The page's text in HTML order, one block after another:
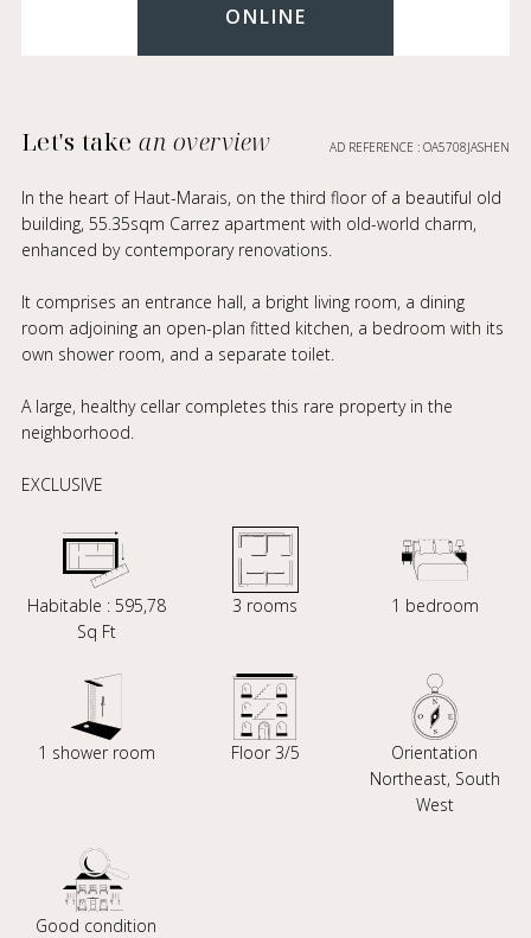
ONLINE
Let's takean overview AD REFERENCE : OA5708JASHEN
In the heart of Haut-Marais, on the third floor of a beautiful old
building, 55.35sqm Carrez apartment with old-world charm,
enhanced by contemporary renovations.
It comprises an entrance hall, a bright living room, a dining
room adjoining an open-plan fitted kitchen, a bedroom with its
own shower room, and a separate toilet.
A large, healthy cellar completes this rare property in the
neighborhood.
EXCLUSIVE
Habitable : 595,78
Sq Ft
3 rooms 1 bedroom
1 shower room Floor 3/5
Orientation
Northeast, South
West
Good condition